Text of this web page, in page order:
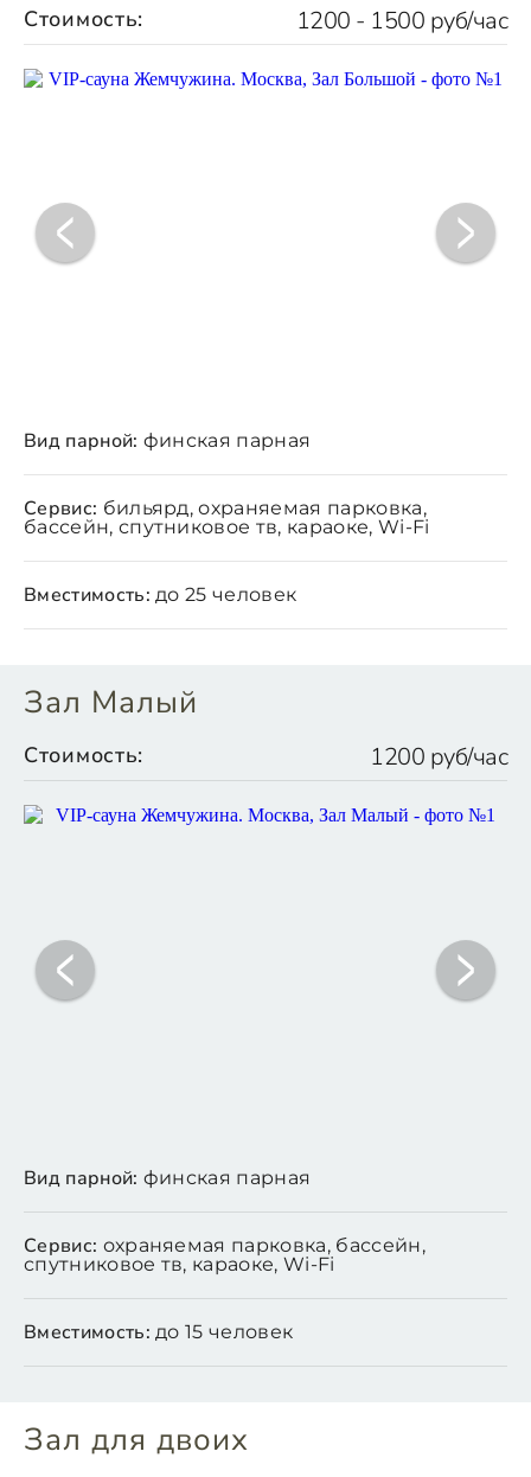
Стоимость: 1200 - 1500 руб/час
Вид парной: финская парная
Сервис: бильярд, охраняемая парковка,
бассейн, спутниковое тв, караоке, Wi-Fi
Вместимость: до 25 человек
Зал Малый
Стоимость: 1200 руб/час
Вид парной: финская парная
Сервис: охраняемая парковка, бассейн,
спутниковое тв, караоке, Wi-Fi
Вместимость: до 15 человек
Зал для двоих